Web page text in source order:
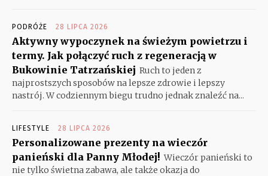
PODRÓŻE 28 LIPCA 2026
Aktywny wypoczynek na świeżym powietrzu i
termy. Jak połączyć ruch z regeneracją w
Bukowinie Tatrzańskiej Ruch to jeden z
najprostszych sposobów na lepsze zdrowie i lepszy
nastrój. W codziennym biegu trudno jednak znaleźć na...
LIFESTYLE 28 LIPCA 2026
Personalizowane prezenty na wieczór
panieński dla Panny Młodej! Wieczór panieński to
nie tylko świetna zabawa, ale także okazja do